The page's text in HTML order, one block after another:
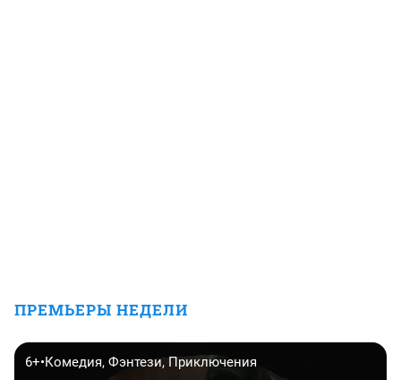
ПРЕМЬЕРЫ НЕДЕЛИ
6+•Комедия, Фэнтези, Приключения